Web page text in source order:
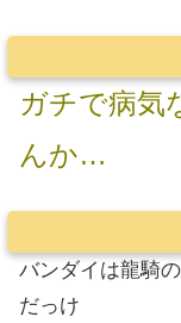
ガチで病気
んか…
バンダイは龍騎
だっけ